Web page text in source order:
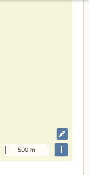
500 m i